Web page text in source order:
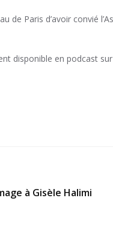
de Paris d’avoir convié
disponible en podcast
à Gisèle Halimi